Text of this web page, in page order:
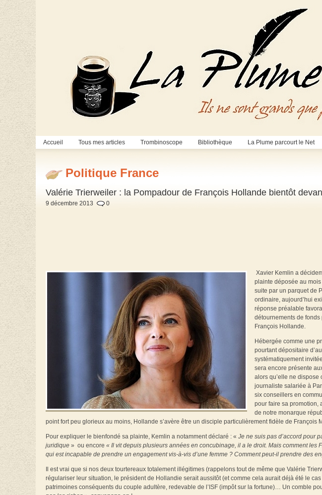
Accueil Tous mes articles Trombinoscope Bibliothèque La Plume parcourt le Net
Politique France
Valérie Trierweiler : la Pompadour de François Hollande bientôt
9 décembre 2013 0
Xavier Kemlin a
plainte déposée au
suite par un parquet de
ordinaire, aujourd’hui
réponse préalable
détournements de
François Hollande.
Hébergée comme une
pourtant dépositaire
systématiquement
sera encore présente
alors qu’elle ne dispose
journaliste salariée à
six conseillers en
pour faire sa promotion,
de notre monarque
point fort peu glorieux au moins, Hollande s’avère être un disciple particulièrement fidèle de François
Pour expliquer le bienfondé sa plainte, Kemlin a notamment déclaré : « Je ne suis pas d’accord pour
juridique » ou encore « Il vit depuis plusieurs années en concubinage, il a le droit. Mais comment les
qui est incapable de prendre un engagement vis-à-vis d’une femme ? Comment peut-il prendre des
Il est vrai que si nos deux tourtereaux totalement illégitimes (rappelons tout de même que Valérie
régulariser leur situation, le président de Hollandie serait aussitôt (et comme cela aurait déjà été le
patrimoines conséquents du couple adultère, redevable de l’ISF (impôt sur la fortune)… Un comble